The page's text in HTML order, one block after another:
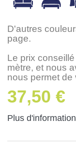
D'autres
page.
Le prix
mètre, et nous
nous permet de
37,50 €
Plus